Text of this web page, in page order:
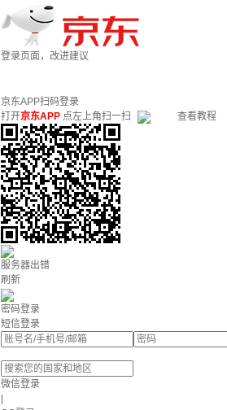
登录页面，改进建议
京东APP扫码登录
打开京东APP 点左上角扫一扫 查看教程
服务器出错
刷新
密码登录
短信登录
微信登录